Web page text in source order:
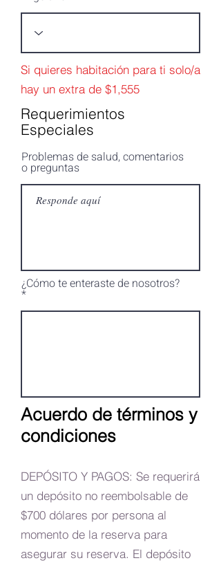
Si quieres habitación para ti solo/a
hay un extra de $1,555
Requerimientos
Especiales
Problemas de salud, comentarios
o preguntas
¿Cómo te enteraste de nosotros?
Acuerdo de términos y
condiciones
DEPÓSITO Y PAGOS: Se requerirá
un depósito no reembolsable de
$700 dólares por persona al
momento de la reserva para
asegurar su reserva. El depósito